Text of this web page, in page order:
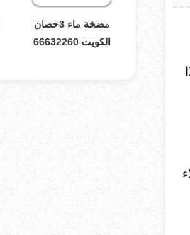
مضخة ماء 3حصان
الكويت 66632260